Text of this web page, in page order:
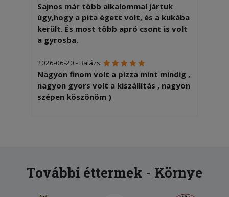
Sajnos már több alkalommal jártuk
úgy,hogy a pita égett volt, és a kukába
került. És most több apró csont is volt
a gyrosba.
2026-06-20 - Balázs:
Nagyon finom volt a pizza mint mindig ,
nagyon gyors volt a kiszállítás , nagyon
szépen köszönöm )
jelenleg, helyette bármi mást kérhetek!
További éttermek - Környe